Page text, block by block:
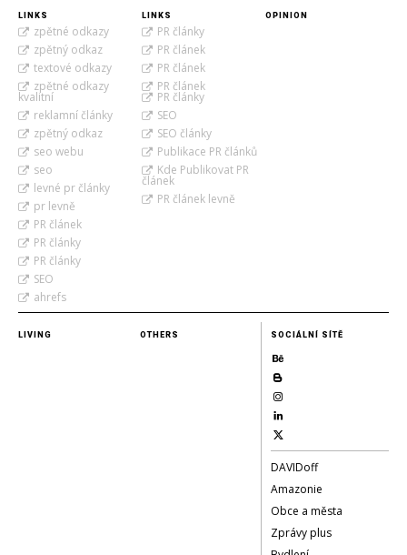
LINKS
zpětné odkazy
zpětný odkaz
textové odkazy
zpětné odkazy
kvalitní
reklamní články
zpětný odkaz
seo webu
seo
levné pr články
pr levně
PR článek
PR články
PR články
SEO
ahrefs
LINKS
PR články
PR článek
PR článek
PR článek
PR články
SEO
SEO články
Publikace PR článků
Kde Publikovat PR
článek
PR článek levně
OPINION
LIVING OTHERS SOCIÁLNÍ SÍTĚ
DAVIDoff
Amazonie
Obce a města
Zprávy plus